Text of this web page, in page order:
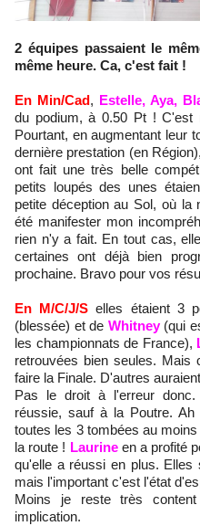
2 équipes passaient le même jour, au même endroit, à la
même heure. Ca, c'est fait !
En Min/Cad, Estelle, Aya,
du podium, à 0.50 Pt ! C'est
Pourtant, en augmentant leur
dernière prestation (en
ont fait une très belle
petits loupés des unes
petite déception au Sol, où
été manifester mon
rien n'y a fait. En tout cas,
certaines ont déjà bien
prochaine. Bravo pour vos
En M/C/J/S elles étaient 3
(blessée) et de Whitney (qui
les championnats de France),
retrouvées bien seules. Mais
faire la Finale. D'autres
Pas le droit à l'erreur
réussie, sauf à la Poutre.
toutes les 3 tombées au
la route ! Laurine en a profité
qu'elle a réussi en plus. Elles
mais l'important c'est l'état
Moins je reste très
implication.